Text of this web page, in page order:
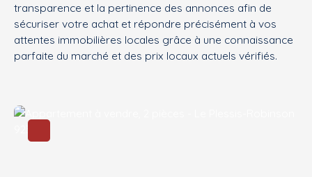
transparence et la pertinence des annonces afin de
sécuriser votre achat et répondre précisément à vos
attentes immobilières locales grâce à une connaissance
parfaite du marché et des prix locaux actuels vérifiés.